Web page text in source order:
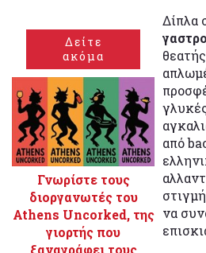
Δείτε
ακόμα
Γνωρίστε τους
διοργανωτές του
Athens Uncorked, της
γιορτής που
ξαναγράφει τους
Δίπλα
από
να